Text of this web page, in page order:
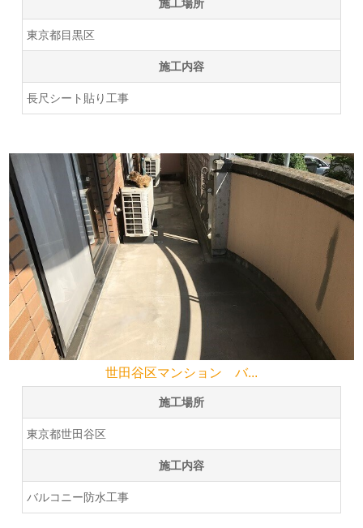
施工場所
東京都目黒区
施工内容
長尺シート貼り工事
世田谷区マンション バ...
施工場所
東京都世田谷区
施工内容
バルコニー防水工事